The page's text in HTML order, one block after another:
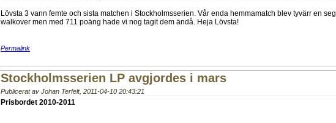
Lövsta 3 vann femte och sista matchen i Stockholmsserien. Vår enda hemmamatch blev tyvärr en
walkover men med 711 poäng hade vi nog tagit dem ändå. Heja Lövsta!
Permalink
Stockholmsserien LP avgjordes i mars
Publicerat av Johan Terfelt, 2011-04-10 20:43:21
Prisbordet 2010-2011